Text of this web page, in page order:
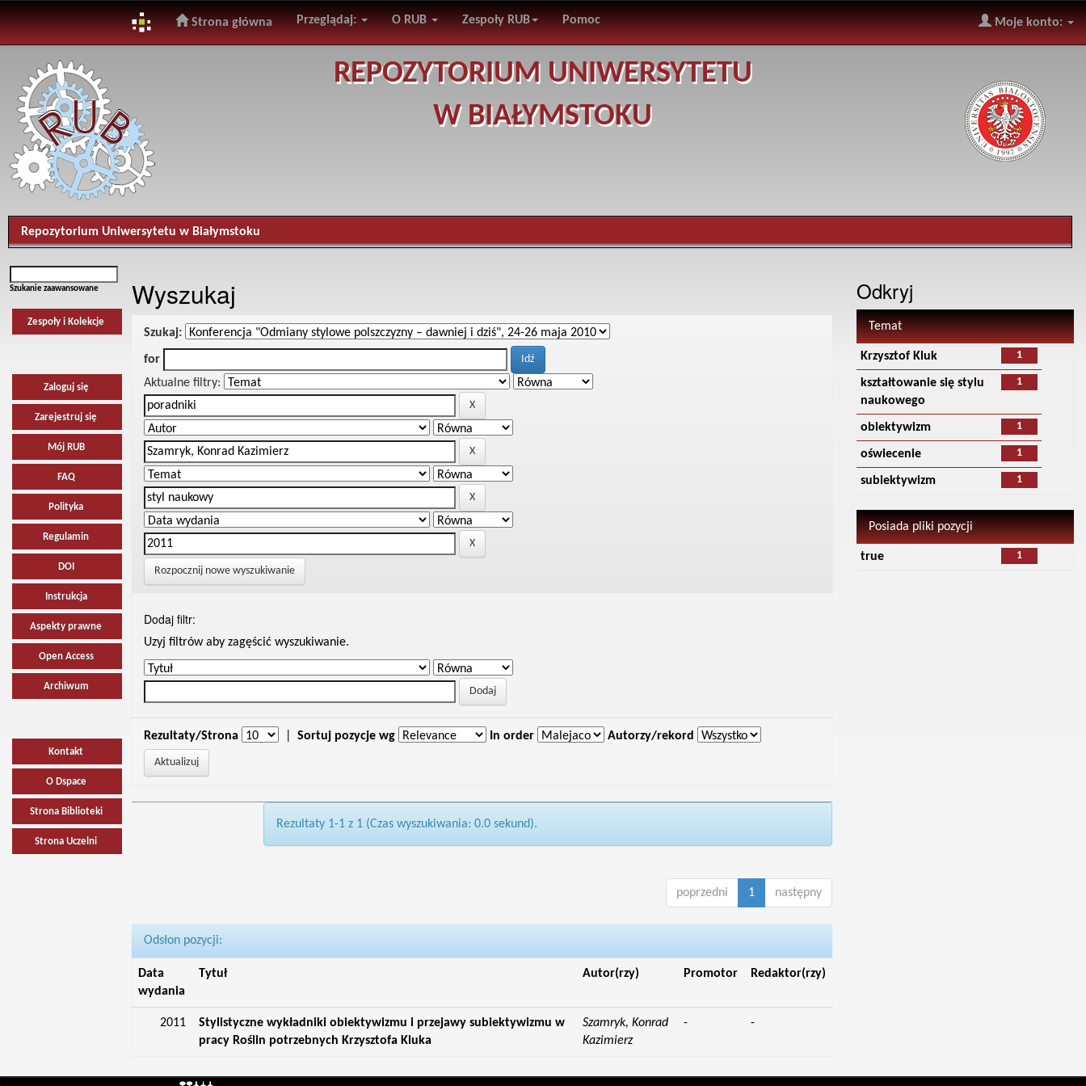
navigation
Strona główna Przeglądaj: O RUB Zespoły RUB Pomoc Moje konto:
REPOZYTORIUM UNIWERSYTETU
W BIAŁYMSTOKU
Repozytorium Uniwersytetu w Białymstoku
Szukanie zaawansowane
Zespoły i Kolekcje
Zaloguj się
Zarejestruj się
Mój RUB
FAQ
Polityka
Regulamin
DOI
Instrukcja
Aspekty prawne
Open Access
Archiwum
Kontakt
O Dspace
Strona Biblioteki
Strona Uczelni
Wyszukaj
Szukaj:
for
Aktualne filtry:
Rozpocznij nowe wyszukiwanie
Dodaj filtr:
Uzyj filtrów aby zagęścić wyszukiwanie.
Rezultaty/Strona Sortuj pozycje wg In order Autorzy/rekord
Rezultaty 1-1 z 1 (Czas wyszukiwania: 0.0 sekund).
poprzedni 1 następny
Odsłon pozycji:
Data
wydania
Tytuł Autor(rzy) Promotor Redaktor(rzy)
2011
Stylistyczne wykładniki obiektywizmu i przejawy subiektywizmu w
pracy Roślin potrzebnych Krzysztofa Kluka
Szamryk, Konrad
Kazimierz
- -
Odkryj
Temat
1
Krzysztof Kluk
1
kształtowanie się stylu
naukowego
1
obiektywizm
1
oświecenie
1
subiektywizm
Posiada pliki pozycji
1
true